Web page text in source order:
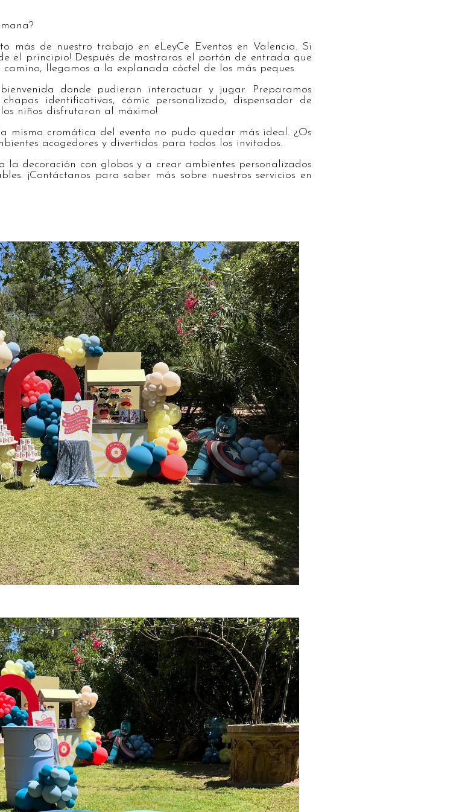
más de nuestro trabajo en eLeyCe Eventos en Valencia. Si
el principio! Después de mostraros el portón de entrada que
llegamos a la explanada cóctel de los más peques.
donde pudieran interactuar y jugar. Preparamos
identificativas, cómic personalizado, dispensador de
niños disfrutaron al máximo!
misma cromática del evento no pudo quedar más ideal. ¿Os
acogedores y divertidos para todos los invitados.
la decoración con globos y a crear ambientes personalizados
¡Contáctanos para saber más sobre nuestros servicios en